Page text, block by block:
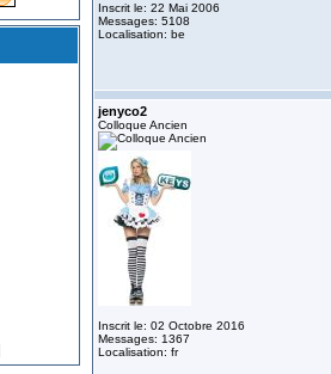
Inscrit le: 22 Mai 2006
Messages: 5108
Localisation: be
jenyco2
Colloque Ancien
Inscrit le: 02 Octobre 2016
Messages: 1367
Localisation: fr